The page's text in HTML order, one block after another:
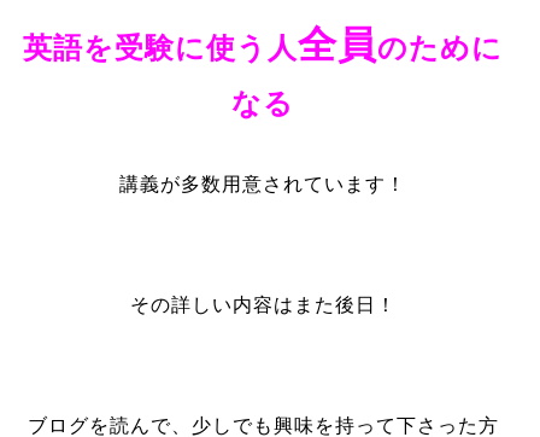
英語を受験に使う人全員のために
なる
講義が多数用意されています！
その詳しい内容はまた後日！
ブログを読んで、少しでも興味を持って下さった方